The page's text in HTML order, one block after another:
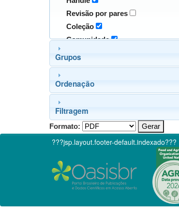
Revisão por pares
Coleção
Comunidade
Grupos
Ordenação
Filtragem
Formato:
???jsp.layout.footer-default.indexado???